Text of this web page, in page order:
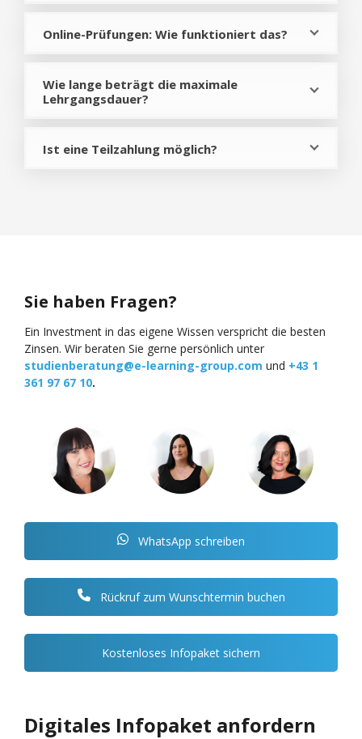
Online-Prüfungen: Wie funktioniert das?
Wie lange beträgt die maximale
Lehrgangsdauer?
Ist eine Teilzahlung möglich?
Sie haben Fragen?
Ein Investment in das eigene Wissen verspricht die besten
Zinsen. Wir beraten Sie gerne persönlich unter
studienberatung@e-learning-group.com und +43 1
361 97 67 10.
WhatsApp schreiben
Rückruf zum Wunschtermin buchen
Kostenloses Infopaket sichern
Digitales Infopaket anfordern